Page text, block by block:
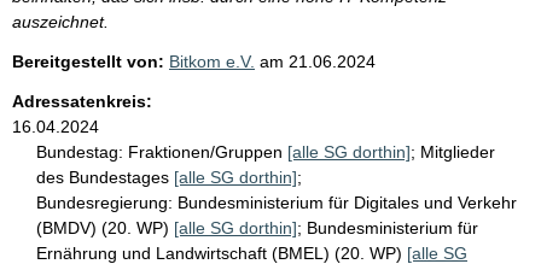
auszeichnet.
Bereitgestellt von: Bitkom e.V. am 21.06.2024
Adressatenkreis:
16.04.2024
Bundestag: Fraktionen/Gruppen [alle SG dorthin]; Mitglieder
des Bundestages [alle SG dorthin];
Bundesregierung: Bundesministerium für Digitales und Verkehr
(BMDV) (20. WP) [alle SG dorthin]; Bundesministerium für
Ernährung und Landwirtschaft (BMEL) (20. WP) [alle SG